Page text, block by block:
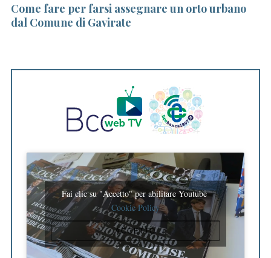
Come fare per farsi assegnare un orto urbano
dal Comune di Gavirate
Fai clic su "Accetto" per abilitare Youtube
Cookie Policy
ACCETTO